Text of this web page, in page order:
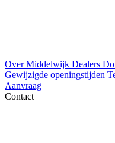
Over Middelwijk Dealers
Gewijzigde openingstijden
Aanvraag
Contact